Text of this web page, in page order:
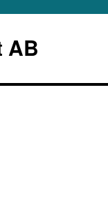
AB